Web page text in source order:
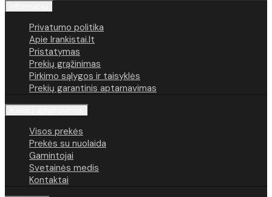
Privatumo politika
Apie Irankistai.lt
Pristatymas
Prekių grąžinimas
Pirkimo sąlygos ir taisyklės
Prekių garantinis aptarnavimas
Visos prekės
Prekės su nuolaida
Gamintojai
Svetainės medis
Kontaktai